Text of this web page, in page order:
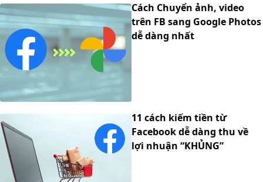
Cách Chuyển ảnh, video
trên FB sang Google Photos
dễ dàng nhất
11 cách kiếm tiền từ
Facebook dễ dàng thu về
lợi nhuận “KHỦNG”